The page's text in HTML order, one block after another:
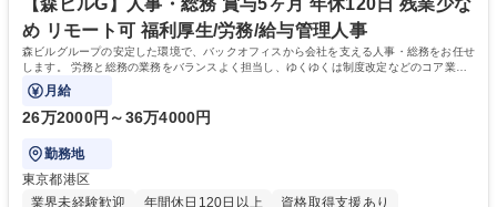
【森ビルG】人事・総務 賞与5ヶ月 年休120日 残業少な
め リモート可 福利厚生/労務/給与管理人事
森ビルグループの安定した環境で、バックオフィスから会社を支える人事・総務をお任せ
します。 労務と総務の業務をバランスよく担当し、ゆくゆくは制度改定などのコア業務
にも挑戦できる、やりがいある環境です。
月給
26万2000円～36万4000円
勤務地
東京都港区
業界未経験歓迎
年間休日120日以上
資格取得支援あり